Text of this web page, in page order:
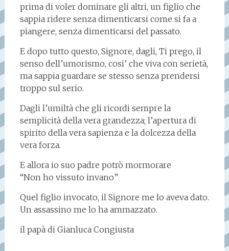
prima di voler dominare gli altri, un figlio che
sappia ridere senza dimenticarsi come si fa a
piangere, senza dimenticarsi del passato.
E dopo tutto questo, Signore, dagli, Ti prego, il
senso dell’umorismo, cosi’ che viva con serietà,
ma sappia guardare se stesso senza prendersi
troppo sul serio.
Dagli l’umiltà che gli ricordi sempre la
semplicità della vera grandezza; l’apertura di
spirito della vera sapienza e la dolcezza della
vera forza.
E allora io suo padre potrò mormorare
“Non ho vissuto invano”
Quel figlio invocato, il Signore me lo aveva dato.
Un assassino me lo ha ammazzato.
il papà di Gianluca Congiusta